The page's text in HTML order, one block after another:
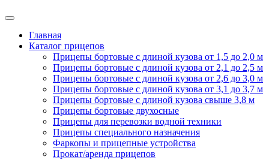
Главная
Каталог прицепов
Прицепы бортовые с длиной кузова от 1,5 до 2,0 м
Прицепы бортовые с длиной кузова от 2,1 до 2,5 м
Прицепы бортовые с длиной кузова от 2,6 до 3,0 м
Прицепы бортовые с длиной кузова от 3,1 до 3,7 м
Прицепы бортовые с длиной кузова свыше 3,8 м
Прицепы бортовые двухосные
Прицепы для перевозки водной техники
Прицепы специального назначения
Фаркопы и прицепные устройства
Прокат/аренда прицепов